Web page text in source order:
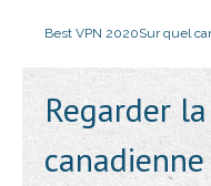
Best VPN 2020Sur quel
Regarder